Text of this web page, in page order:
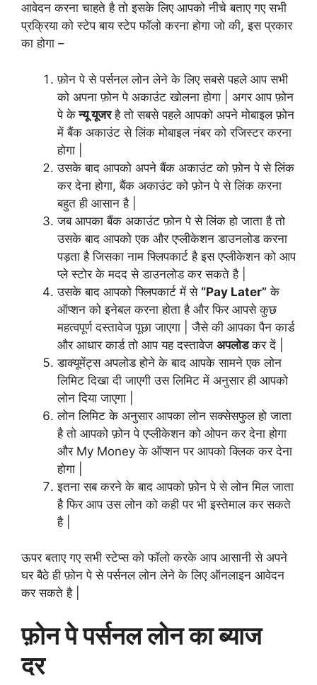
आवेदन करना चाहते है तो इसके लिए आपको नीचे बताए गए सभी
प्रक्रिया को स्टेप बाय स्टेप फॉलो करना होगा जो की, इस प्रकार
का होगा –
फ़ोन पे से पर्सनल लोन लेने के लिए सबसे पहले आप सभी
को अपना फ़ोन पे अकाउंट खोलना होगा | अगर आप फ़ोन
पे केन्यू यूजरहै तो सबसे पहले आपको अपने मोबाइल फ़ोन
में बैंक अकाउंट से लिंक मोबाइल नंबर को रजिस्टर करना
होगा |
उसके बाद आपको अपने बैंक अकाउंट को फ़ोन पे से लिंक
कर देनाहोगा,बैंक अकाउंट को फ़ोन पे से लिंक करना
बहुत ही आसान है |
जब आपका बैंक अकाउंट फ़ोन पे से लिंक हो जाता है तो
उसके बाद आपको एक और एप्लीकेशन डाउनलोड करना
पड़ता है जिसका नाम फ्लिपकार्ट है इस एप्लीकेशन को आप
प्ले स्टोर के मदद से डाउनलोड कर सकते है |
उसके बाद आपको फ्लिपकार्ट में से “Pay Later” के
ऑप्शन को इनेबल करना होता है और फिर आपसे कुछ
महत्वपूर्ण दस्तावेज पूछा जाएगा | जैसे की आपका पैन कार्ड
और आधार कार्ड तो आप यह दस्तावेज अपलोडकर दें |
डाक्यूमेंट्स अपलोड होने के बाद आपके सामने एक लोन
लिमिट दिखा दी जाएगी उस लिमिट में अनुसार ही आपको
लोन दिया जाएगा |
लोन लिमिट के अनुसार आपका लोन सक्सेसफुल हो जाता
है तो आपको फ़ोन पे एप्लीकेशन को ओपन कर देना होगा
और My Money के ऑप्शन पर आपको क्लिक कर देना
होगा |
इतना सब करने के बाद आपको फ़ोन पे से लोन मिल जाता
है फिर आप उस लोन को कही पर भी इस्तेमाल कर सकते
है |
ऊपर बताए गए सभी स्टेप्स को फॉलो करके आप आसानी से अपने
घर बैठे ही फ़ोन पे से पर्सनल लोन लेने के लिए ऑनलाइन आवेदन
कर सकते है |
फ़ोन पे पर्सनल लोन का ब्याज
दर